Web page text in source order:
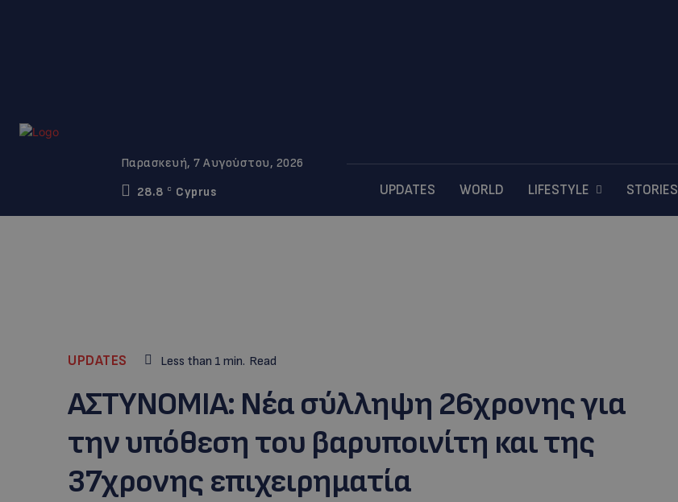
Παρασκευή, 7 Αυγούστου, 2026
28.8
C Cyprus UPDATES WORLD LIFESTYLE STORIES
UPDATES Less than 1 min. Read
ΑΣΤΥΝΟΜΙΑ: Νέα σύλληψη 26χρονης για
την υπόθεση του βαρυποινίτη και της
37χρονης επιχειρηματία